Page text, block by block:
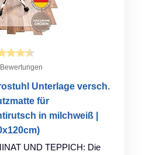
Unterlage versch.
für
in milchweiß |
UND TEPPICH: Die